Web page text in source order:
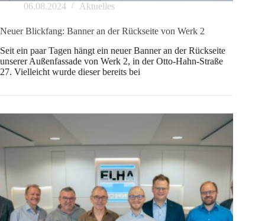
06.08.2024 Aktuelles
Neuer Blickfang: Banner an der Rückseite von Werk 2
Seit ein paar Tagen hängt ein neuer Banner an der Rückseite
unserer Außenfassade von Werk 2, in der Otto-Hahn-Straße
27. Vielleicht wurde dieser bereits bei